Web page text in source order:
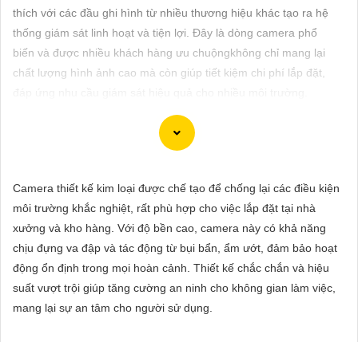
PHỤ
KIỆN
VẤN
DỊCH
VỤ
thích với các đầu ghi hình từ nhiều thương hiệu khác tạo ra hệ
thống giám sát linh hoạt và tiện lợi. Đây là dòng camera phổ
biến và được nhiều khách hàng ưu chuộngkhông chỉ mang lại
chất lượng hình ảnh cao mà còn giúp tiết kiệm chi phí lắp đặt,
nét và chất lượng tại giá rẻ:
Camera thiết kế kim loại được chế tạo để chống lại các điều kiện
môi trường khắc nghiệt, rất phù hợp cho việc lắp đặt tại nhà
xưởng và kho hàng. Với độ bền cao, camera này có khả năng
chịu đựng va đập và tác động từ bụi bẩn, ẩm ướt, đảm bảo hoạt
động ổn định trong mọi hoàn cảnh. Thiết kế chắc chắn và hiệu
suất vượt trội giúp tăng cường an ninh cho không gian làm việc,
mang lại sự an tâm cho người sử dụng.